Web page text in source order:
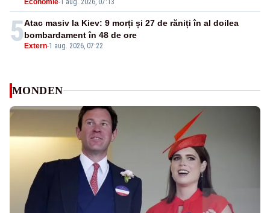
Economie-1 aug. 2026, 07:13
5 Extern-1 aug. 2026, 07:22
Atac masiv la Kiev: 9 morți și 27 de răniți în al doilea
bombardament în 48 de ore
MONDEN